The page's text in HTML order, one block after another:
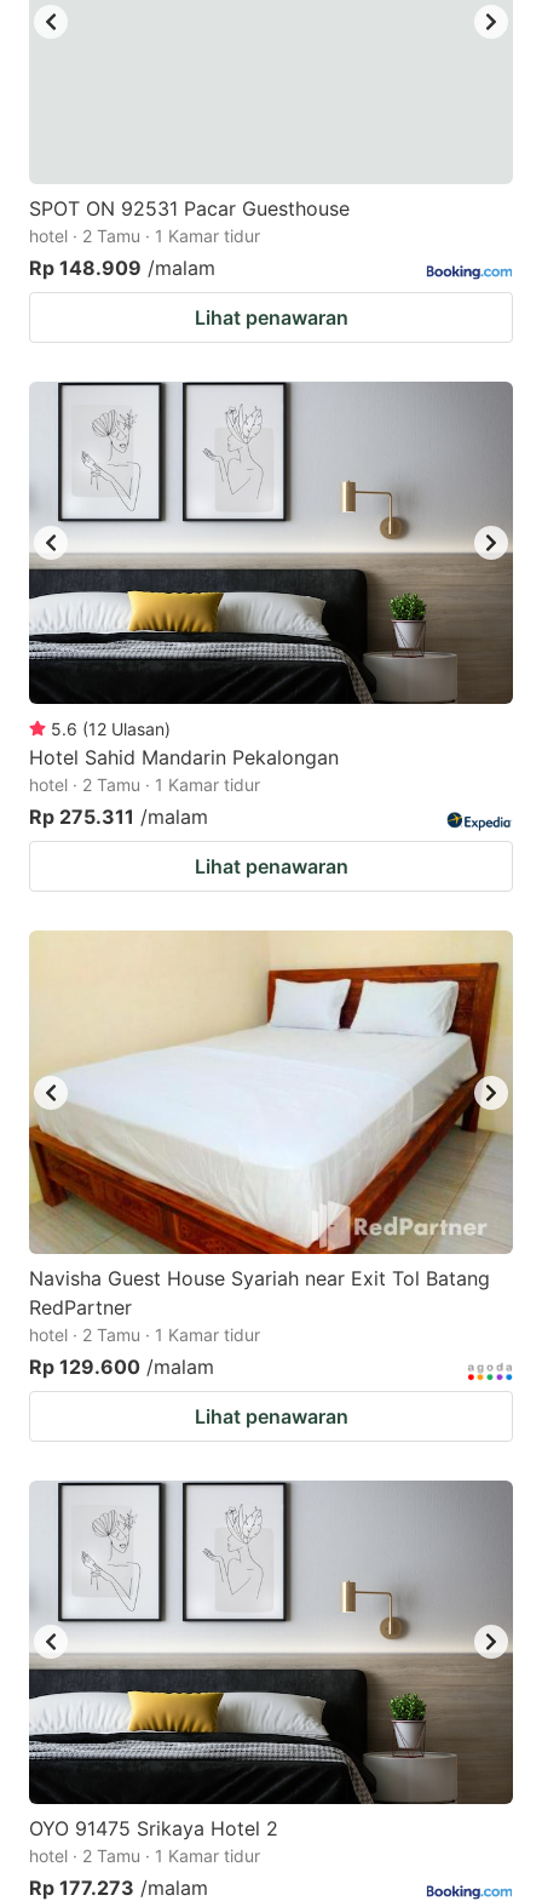
SPOT ON 92531 Pacar Guesthouse
hotel · 2 Tamu · 1 Kamar tidur
Rp 148.909 /malam
Lihat penawaran
5.6 (12 Ulasan)
Hotel Sahid Mandarin Pekalongan
hotel · 2 Tamu · 1 Kamar tidur
Rp 275.311 /malam
Lihat penawaran
Navisha Guest House Syariah near Exit Tol Batang
RedPartner
hotel · 2 Tamu · 1 Kamar tidur
Rp 129.600 /malam
Lihat penawaran
OYO 91475 Srikaya Hotel 2
hotel · 2 Tamu · 1 Kamar tidur
Rp 177.273 /malam